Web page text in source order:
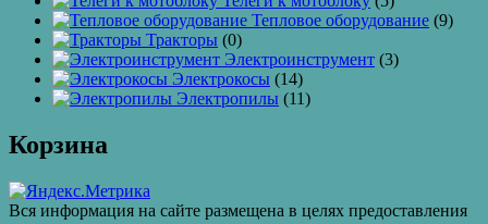
Тепловое оборудование (9)
Тракторы (0)
Электроинструмент (3)
Электрокосы (14)
Электропилы (11)
Корзина
Вся информация на сайте размещена в целях предоставления